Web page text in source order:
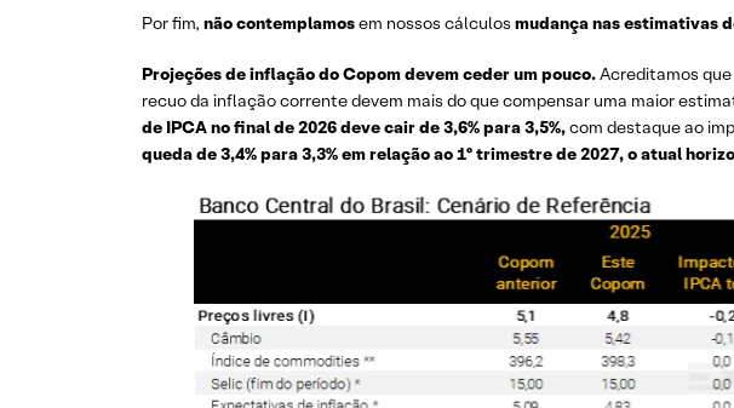
Por fim, não contemplamosem nossos cálculos mudança nas estimativas
Projeções de inflação do Copom devem ceder um pouco.Acreditamos que
recuo da inflação corrente devem mais do que compensar uma maior
de IPCA no final de 2026 deve cair de 3,6% para 3,5%,com destaque ao
queda de 3,4% para 3,3% em relação ao 1º trimestre de 2027, o atual